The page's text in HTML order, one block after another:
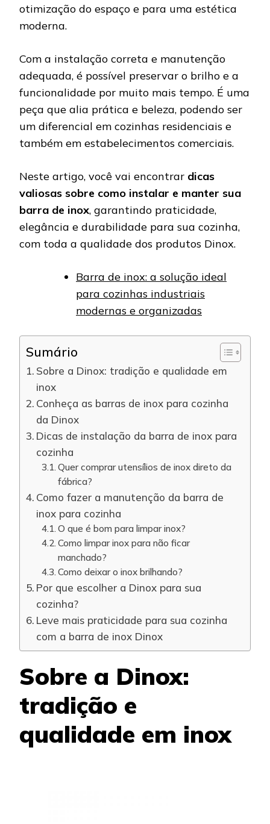
otimização do espaço e para uma estética
moderna.
Com a instalação correta e manutenção
adequada, é possível preservar o brilho e a
funcionalidade por muito mais tempo. É uma
peça que alia prática e beleza, podendo ser
um diferencial em cozinhas residenciais e
também em estabelecimentos comerciais.
Neste artigo, você vai encontrar dicas
valiosas sobre como instalar e manter sua
barra de inox, garantindo praticidade,
elegância e durabilidade para sua cozinha,
com toda a qualidade dos produtos Dinox.
Barra de inox: a solução ideal
para cozinhas industriais
modernas e organizadas
Sumário
Sobre a Dinox: tradição e qualidade em
inox
Conheça as barras de inox para cozinha
da Dinox
Dicas de instalação da barra de inox para
cozinha
Quer comprar utensílios de inox direto da
fábrica?
Como fazer a manutenção da barra de
inox para cozinha
O que é bom para limpar inox?
Como limpar inox para não ficar
manchado?
Como deixar o inox brilhando?
Por que escolher a Dinox para sua
cozinha?
Leve mais praticidade para sua cozinha
com a barra de inox Dinox
Sobre a Dinox:
tradição e
qualidade em inox